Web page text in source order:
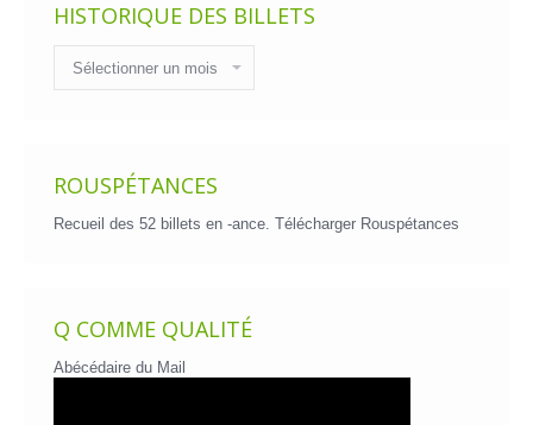
HISTORIQUE DES BILLETS
des
billets
ROUSPÉTANCES
Recueil des 52 billets en -ance. Télécharger Rouspétances
Q COMME QUALITÉ
Abécédaire du Mail